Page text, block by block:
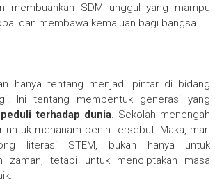
membuahkan SDM unggul yang mampu
dan membawa kemajuan bagi bangsa.
hanya tentang menjadi pintar di bidang
Ini tentang membentuk generasi yang
terhadap dunia. Sekolah menengah
untuk menanam benih tersebut. Maka, mari
literasi STEM, bukan hanya untuk
zaman, tetapi untuk menciptakan masa